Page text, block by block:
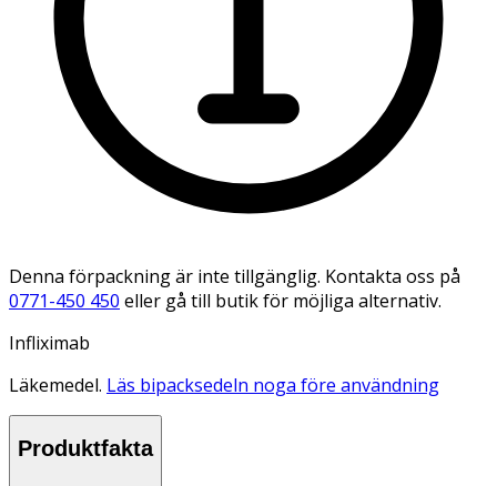
Denna förpackning är inte tillgänglig. Kontakta oss på
0771-450 450 eller gå till butik för möjliga alternativ.
Infliximab
Läkemedel. Läs bipacksedeln noga före användning
Produktfakta